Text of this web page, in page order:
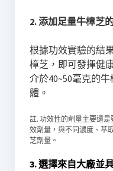
2. 添加足量牛樟芝
根據功效實驗的結
樟芝，即可發揮健
介於40~50毫克的
體。
註. 功效性的劑量主要還
效劑量，與不同濃度、萃
芝劑量。
3. 選擇來自大廠並